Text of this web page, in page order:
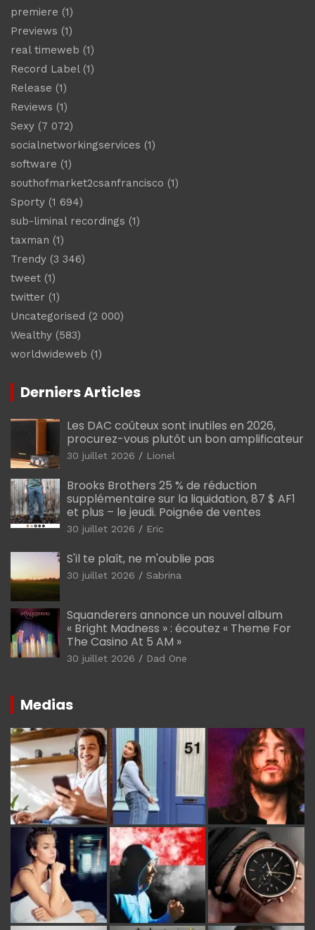
premiere (1)
Previews (1)
real timeweb (1)
Record Label(1)
Release (1)
Reviews (1)
Sexy (7 072)
socialnetworkingservices (1)
software (1)
southofmarket2csanfrancisco (1)
Sporty (1 694)
sub-liminal recordings (1)
taxman (1)
Trendy (3 346)
tweet (1)
twitter (1)
Uncategorised (2 000)
Wealthy (583)
worldwideweb (1)
Derniers Articles
Les DAC coûteux sont inutiles en 2026,
procurez-vous plutôt un bon amplificateur
30 juillet 2026 Lionel
Brooks Brothers 25 % de réduction
supplémentaire sur la liquidation, 87 $ AF1
et plus – le jeudi. Poignée de ventes
30 juillet 2026 Eric
S'il te plaît, ne m'oublie pas
30 juillet 2026 Sabrina
Squanderers annonce un nouvel album
« Bright Madness » : écoutez « Theme For
The Casino At 5 AM »
30 juillet 2026 Dad One
Medias